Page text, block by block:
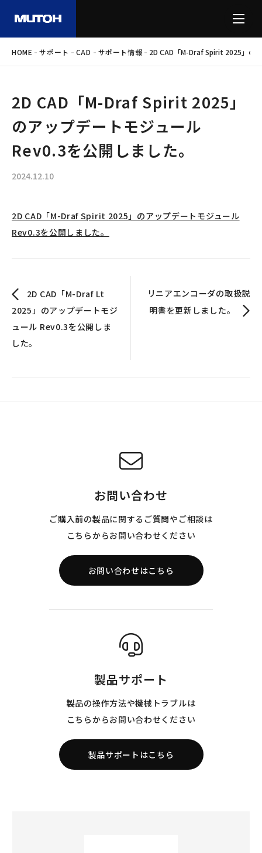
HOME -サポート - CAD - サポート情報 - 2D CAD「M-Draf Spirit 2025」の
2D CAD「M-Draf Spirit 2025」
のアップデートモジュール
Rev0.3を公開しました。
2024.12.10
2D CAD「M-Draf Spirit 2025」のアップデートモジュール
Rev0.3を公開しました。
2D CAD「M-Draf Lt
2025」のアップデートモジ
ュール Rev0.3を公開しま
した。
リニアエンコーダの取扱説
明書を更新しました。
お問い合わせ
ご購入前の製品に関するご質問やご相談は
こちらからお問い合わせください
お問い合わせはこちら
製品サポート
製品の操作方法や機械トラブルは
こちらからお問い合わせください
製品サポートはこちら